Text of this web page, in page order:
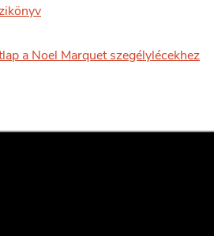
a Noel Marquet szegélylécekhez